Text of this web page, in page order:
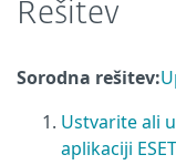
Rešitev
Sorodna rešitev:
Ustvarite ali
aplikaciji